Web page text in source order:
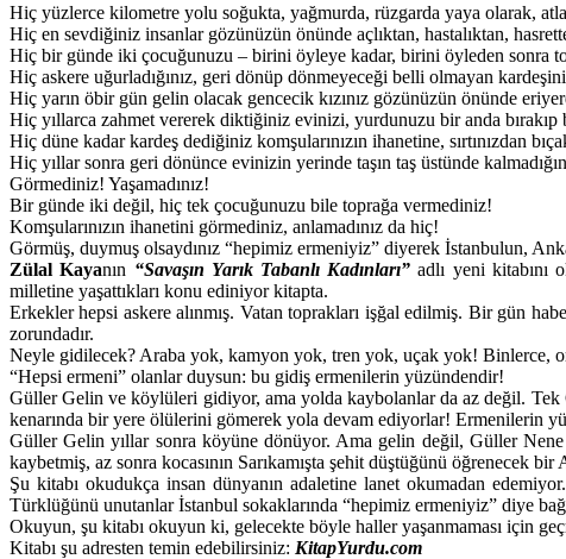
Hiç yüzlerce kilometre yolu soğukta, yağmurda, rüzgarda yaya olarak,
Hiç en sevdiğiniz insanlar gözünüzün önünde açlıktan, hastalıktan,
Hiç bir günde iki çocuğunuzu – birini öyleye kadar, birini öyleden sonra
Hiç askere uğurladığınız, geri dönüp dönmeyeceği belli olmayan
Hiç yarın öbir gün gelin olacak gencecik kızınız gözünüzün önünde
Hiç yıllarca zahmet vererek diktiğiniz evinizi, yurdunuzu bir anda bırakıp
Hiç düne kadar kardeş dediğiniz komşularınızın ihanetine, sırtınızdan
Hiç yıllar sonra geri dönünce evinizin yerinde taşın taş üstünde
Görmediniz! Yaşamadınız!
Bir günde iki değil, hiç tek çocuğunuzu bile toprağa vermediniz!
Komşularınızın ihanetini görmediniz, anlamadınız da hiç!
Görmüş, duymuş olsaydınız “hepimiz ermeniyiz” diyerek İstanbulun,
Zülal Kayanın “Savaşın Yarık Tabanlı Kadınları” adlı yeni kitabını
milletine yaşattıkları konu ediniyor kitapta.
Erkekler hepsi askere alınmış. Vatan toprakları işğal edilmiş. Bir gün
zorundadır.
Neyle gidilecek? Araba yok, kamyon yok, tren yok, uçak yok! Binlerce,
“Hepsi ermeni” olanlar duysun: bu gidiş ermenilerin yüzündendir!
Güller Gelin ve köylüleri gidiyor, ama yolda kaybolanlar da az değil.
kenarında bir yere ölülerini gömerek yola devam ediyorlar! Ermenilerin
Güller Gelin yıllar sonra köyüne dönüyor. Ama gelin değil, Güller
kaybetmiş, az sonra kocasının Sarıkamışta şehit düştüğünü öğrenecek
Şu kitabı okudukça insan dünyanın adaletine lanet okumadan
Türklüğünü unutanlar İstanbul sokaklarında “hepimiz ermeniyiz” diye
Okuyun, şu kitabı okuyun ki, gelecekte böyle haller yaşanmaması için
Kitabı şu adresten temin edebilirsiniz: KitapYurdu.com